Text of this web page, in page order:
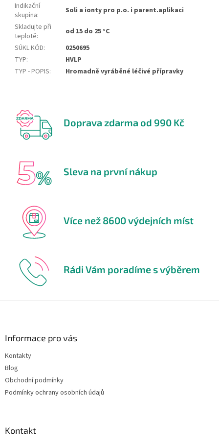
Indikační
skupina:
Soli a ionty pro p.o. i parent.aplikaci
Skladujte při
teplotě:
od 15 do 25 °C
SÚKL KÓD:
0250695
TYP:
HVLP
TYP - POPIS: Hromadně vyráběné léčivé přípravky
Doprava zdarma od 990 Kč
Sleva na první nákup
Více než 8600 výdejních míst
Rádi Vám poradíme s výběrem
Informace pro vás
Kontakty
Blog
Obchodní podmínky
Podmínky ochrany osobních údajů
Kontakt